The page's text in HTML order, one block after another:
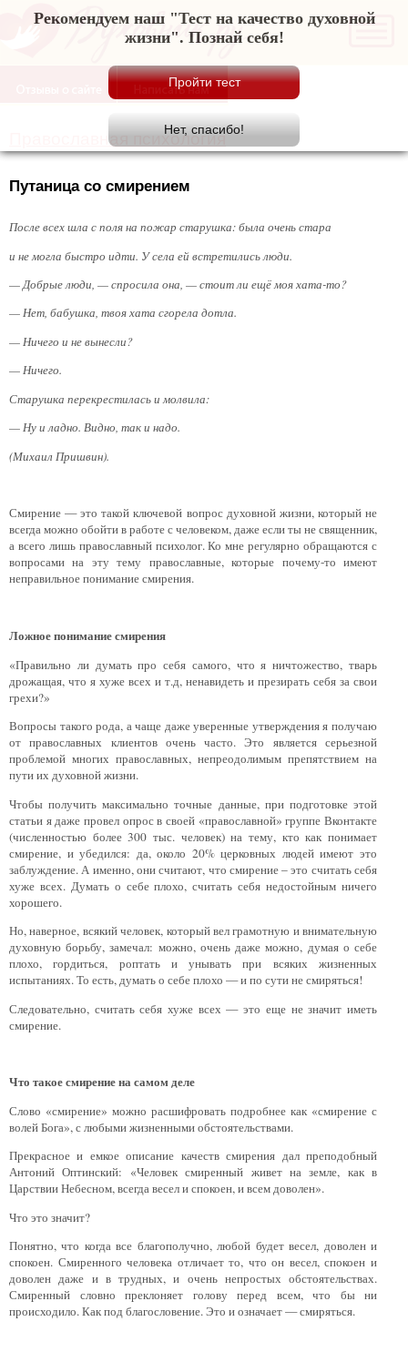
Рекомендуем наш "Тест на качество духовной
жизни". Познай себя!
Православная психология
Путаница со смирением
После всех шла с поля на пожар старушка: была очень стара
и не могла быстро идти. У села ей встретились люди.
— Добрые люди, — спросила она, — стоит ли ещё моя хата-то?
— Нет, бабушка, твоя хата сгорела дотла.
— Ничего и не вынесли?
— Ничего.
Старушка перекрестилась и молвила:
— Ну и ладно. Видно, так и надо.
(Михаил Пришвин).
Смирение — это такой ключевой вопрос духовной жизни, который не
всегда можно обойти в работе с человеком, даже если ты не священник,
а всего лишь православный психолог. Ко мне регулярно обращаются с
вопросами на эту тему православные, которые почему-то имеют
неправильное понимание смирения.
Ложное понимание смирения
«Правильно ли думать про себя самого, что я ничтожество, тварь
дрожащая, что я хуже всех и т.д, ненавидеть и презирать себя за свои
грехи?»
Вопросы такого рода, а чаще даже уверенные утверждения я получаю
от православных клиентов очень часто. Это является серьезной
проблемой многих православных, непреодолимым препятствием на
пути их духовной жизни.
Чтобы получить максимально точные данные, при подготовке этой
статьи я даже провел опрос в своей «православной» группе Вконтакте
(численностью более 300 тыс. человек) на тему, кто как понимает
смирение, и убедился: да, около 20% церковных людей имеют это
заблуждение. А именно, они считают, что смирение – это считать себя
хуже всех. Думать о себе плохо, считать себя недостойным ничего
хорошего.
Но, наверное, всякий человек, который вел грамотную и внимательную
духовную борьбу, замечал: можно, очень даже можно, думая о себе
плохо, гордиться, роптать и унывать при всяких жизненных
испытаниях. То есть, думать о себе плохо — и по сути не смиряться!
Следовательно, считать себя хуже всех — это еще не значит иметь
смирение.
Что такое смирение на самом деле
Слово «смирение» можно расшифровать подробнее как «смирение с
волей Бога», с любыми жизненными обстоятельствами.
Прекрасное и емкое описание качеств смирения дал преподобный
Антоний Оптинский: «Человек смиренный живет на земле, как в
Царствии Небесном, всегда весел и спокоен, и всем доволен».
Что это значит?
Понятно, что когда все благополучно, любой будет весел, доволен и
спокоен. Смиренного человека отличает то, что он весел, спокоен и
доволен даже и в трудных, и очень непростых обстоятельствах.
Смиренный словно преклоняет голову перед всем, что бы ни
происходило. Как под благословение. Это и означает — смиряться.